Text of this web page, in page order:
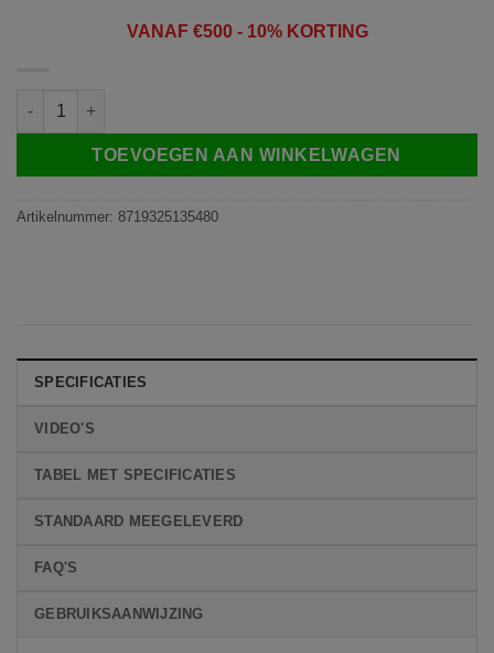
VANAF €500 - 10% KORTING
DS4700 met WiFi & App + zonnepaneel | HD draadloze
TOEVOEGEN AAN WINKELWAGEN
Artikelnummer: 8719325135480
SPECIFICATIES
VIDEO'S
TABEL MET SPECIFICATIES
STANDAARD MEEGELEVERD
FAQ'S
GEBRUIKSAANWIJZING